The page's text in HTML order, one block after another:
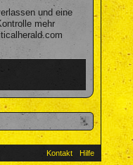
und eine
mehr
Kontakt
Hilfe